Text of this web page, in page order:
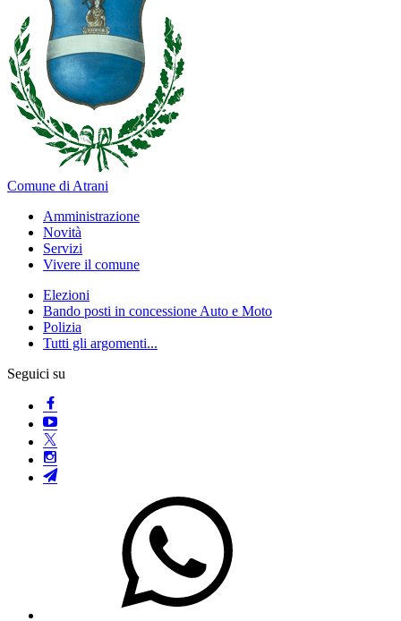
Comune di Atrani
Amministrazione
Novità
Servizi
Vivere il comune
Elezioni
Bando posti in concessione Auto e Moto
Polizia
Tutti gli argomenti...
Seguici su